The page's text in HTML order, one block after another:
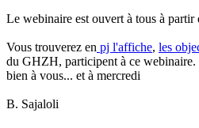
Le webinaire est ouvert à tous à partir
Vous trouverez en pj l'affiche, les
du GHZH, participent à ce webinaire.
bien à vous... et à mercredi
B. Sajaloli